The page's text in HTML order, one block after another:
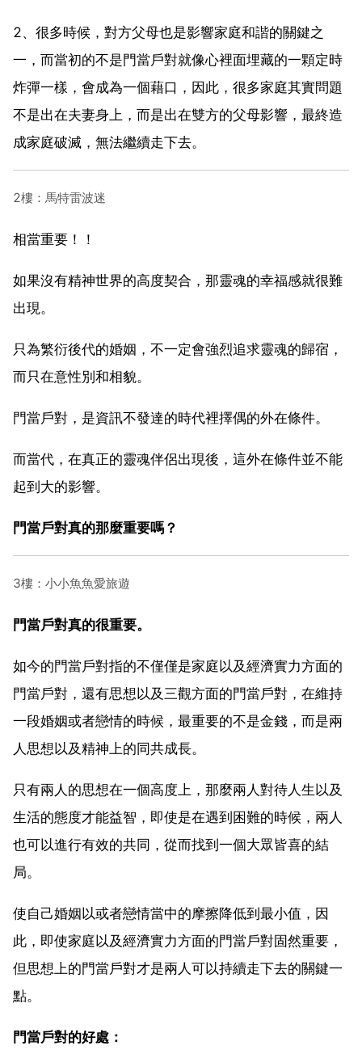
2、很多時候，對方父母也是影響家庭和諧的關鍵之
一，而當初的不是門當戶對就像心裡面埋藏的一顆定時
炸彈一樣，會成為一個藉口，因此，很多家庭其實問題
不是出在夫妻身上，而是出在雙方的父母影響，最終造
成家庭破滅，無法繼續走下去。
2樓：馬特雷波迷
相當重要！！
如果沒有精神世界的高度契合，那靈魂的幸福感就很難
出現。
只為繁衍後代的婚姻，不一定會強烈追求靈魂的歸宿，
而只在意性別和相貌。
門當戶對，是資訊不發達的時代裡擇偶的外在條件。
而當代，在真正的靈魂伴侶出現後，這外在條件並不能
起到大的影響。
門當戶對真的那麼重要嗎？
3樓：小小魚魚愛旅遊
門當戶對真的很重要。
如今的門當戶對指的不僅僅是家庭以及經濟實力方面的
門當戶對，還有思想以及三觀方面的門當戶對，在維持
一段婚姻或者戀情的時候，最重要的不是金錢，而是兩
人思想以及精神上的同共成長。
只有兩人的思想在一個高度上，那麼兩人對待人生以及
生活的態度才能益智，即使是在遇到困難的時候，兩人
也可以進行有效的共同，從而找到一個大眾皆喜的結
局。
使自己婚姻以或者戀情當中的摩擦降低到最小值，因
此，即使家庭以及經濟實力方面的門當戶對固然重要，
但思想上的門當戶對才是兩人可以持續走下去的關鍵一
點。
門當戶對的好處：